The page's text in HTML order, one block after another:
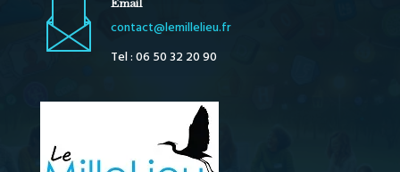
contact@lemillelieu.fr
Tel : 06 50 32 20 90